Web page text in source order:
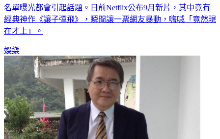
名單曝光都會引起話題。日前Netflix公布9月新片，其中竟有
經典神作《讓子彈飛》，瞬間讓一票網友暴動，嗨喊「竟然現
在才上」。
娛樂